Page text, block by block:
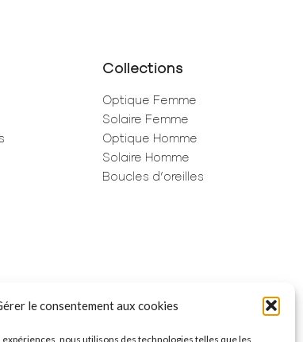
le consentement aux cookies
nous utilisons des technologies telles que les
Collections
Optique Femme
Solaire Femme
Optique Homme
Solaire Homme
Boucles d’oreilles